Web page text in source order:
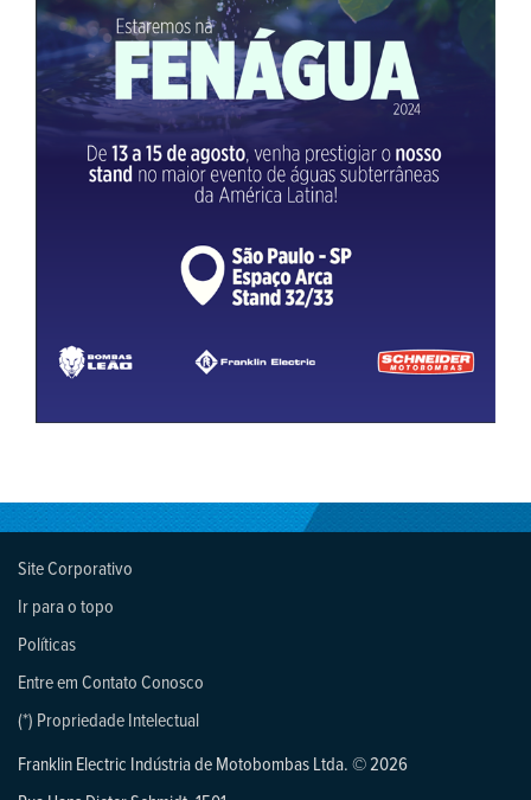
Site Corporativo
Ir para o topo
Políticas
Entre em Contato Conosco
(*) Propriedade Intelectual
Franklin Electric Indústria de Motobombas Ltda. © 2026